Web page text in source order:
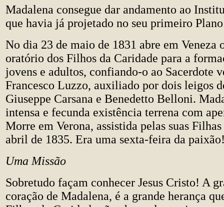
Madalena consegue dar andamento ao
que havia já projetado no seu primeiro
No dia 23 de maio de 1831 abre em Veneza
oratório dos Filhos da Caridade para a
jovens e adultos, confiando-o ao Sacerdote
Francesco Luzzo, auxiliado por dois leigos
Giuseppe Carsana e Benedetto Belloni.
intensa e fecunda existência terrena com
Morre em Verona, assistida pelas suas
abril de 1835. Era uma sexta-feira da
Uma Missão
Sobretudo façam conhecer Jesus Cristo! A
coração de Madalena, é a grande herança